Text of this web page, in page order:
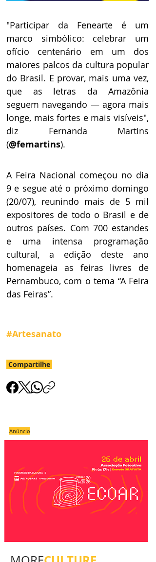
"Participar da Fenearte é um
marco simbólico: celebrar um
ofício centenário em um dos
maiores palcos da cultura popular
do Brasil. E provar, mais uma vez,
que as letras da Amazônia
seguem navegando — agora mais
longe, mais fortes e mais visíveis",
diz Fernanda Martins
(@femartins).
A Feira Nacional começou no dia
9 e segue até o próximo domingo
(20/07), reunindo mais de 5 mil
expositores de todo o Brasil e de
outros países. Com 700 estandes
e uma intensa programação
cultural, a edição deste ano
homenageia as feiras livres de
Pernambuco, com o tema “A Feira
das Feiras”.
#Artesanato
Compartilhe
Anúncio